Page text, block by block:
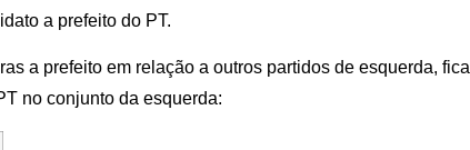
a prefeito do PT.
a prefeito em relação a outros partidos de esquerda, fica
no conjunto da esquerda: